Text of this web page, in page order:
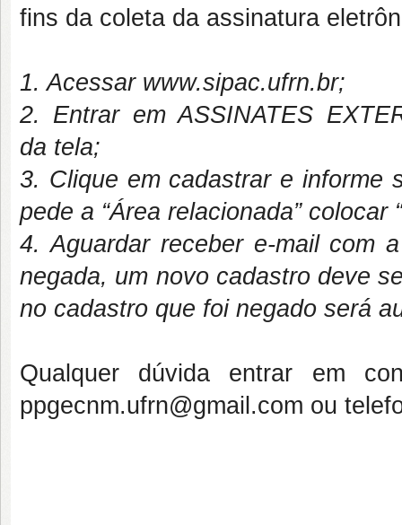
fins da coleta da assinatura
1. Acessar www.sipac.ufrn.br;
2. Entrar em ASSINATES
da tela;
3. Clique em cadastrar e informe
pede a “Área relacionada” colocar
4. Aguardar receber e-mail com
negada, um novo cadastro deve
no cadastro que foi negado será
Qualquer dúvida entrar em
ppgecnm.ufrn@gmail.com ou